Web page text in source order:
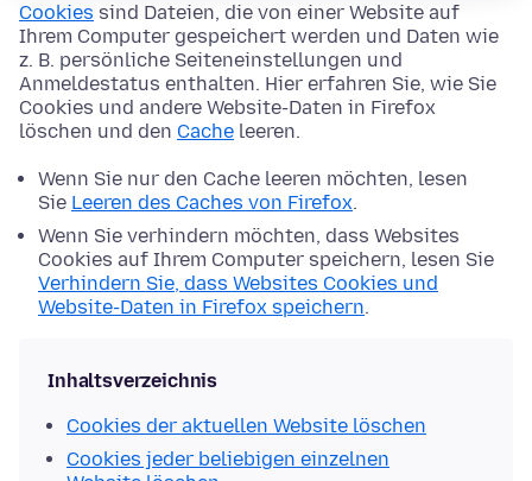
Cookies sind Dateien, die von einer Website auf
Ihrem Computer gespeichert werden und Daten wie
z. B. persönliche Seiteneinstellungen und
Anmeldestatus enthalten. Hier erfahren Sie, wie Sie
Cookies und andere Website-Daten in Firefox
löschen und den Cache leeren.
Wenn Sie nur den Cache leeren möchten, lesen
Sie Leeren des Caches von Firefox.
Wenn Sie verhindern möchten, dass Websites
Cookies auf Ihrem Computer speichern, lesen Sie
Verhindern Sie, dass Websites Cookies und
Website-Daten in Firefox speichern.
Inhaltsverzeichnis
Cookies der aktuellen Website löschen
Cookies jeder beliebigen einzelnen